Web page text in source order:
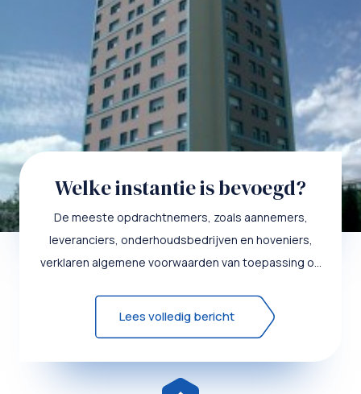
Welke instantie is bevoegd?
De meeste opdrachtnemers, zoals aannemers,
leveranciers, onderhoudsbedrijven en hoveniers,
verklaren algemene voorwaarden van toepassing op
Lees volledig bericht